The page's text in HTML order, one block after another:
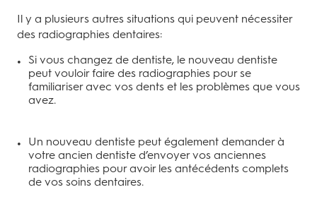
Il y a plusieurs autres situations qui peuvent nécessiter
des radiographies dentaires:
Si vous changez de dentiste, le nouveau dentiste
peut vouloir faire des radiographies pour se
familiariser avec vos dents et les problèmes que vous
avez.
Un nouveau dentiste peut également demander à
votre ancien dentiste d’envoyer vos anciennes
radiographies pour avoir les antécédents complets
de vos soins dentaires.